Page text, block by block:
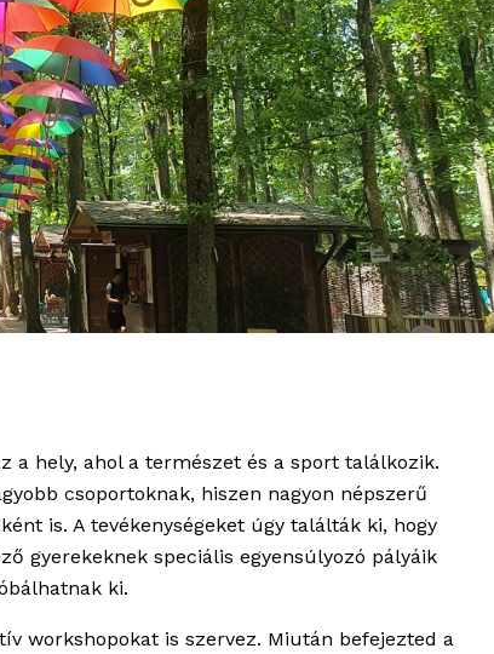
a hely, ahol a természet és a sport találkozik.
csoportoknak, hiszen nagyon népszerű
is. A tevékenységeket úgy találták ki, hogy
gyerekeknek speciális egyensúlyozó pályáik
ki.
workshopokat is szervez. Miután befejezted a